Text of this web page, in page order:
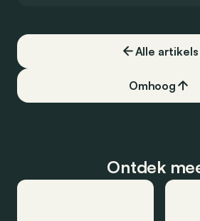
Alle artikels
Omhoog
Ontdek